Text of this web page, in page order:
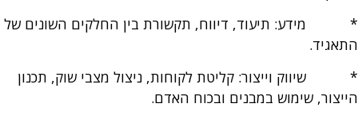
* מידע: תיעוד, דיווח, תקשורת בין החלקים השונים של
התאגיד.
* שיווק וייצור: קליטת לקוחות, ניצול מצבי שוק, תכנון
הייצור, שימוש במבנים ובכוח האדם.